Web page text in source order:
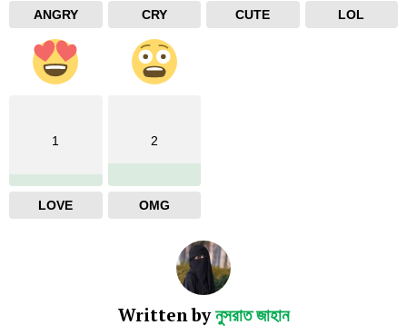
ANGRY CRY CUTE LOL
1
LOVE
2
OMG
Written byনুসরাত জাহান